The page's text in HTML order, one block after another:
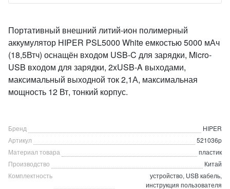
Портативный внешний литий-ион полимерный
аккумулятор HIPER PSL5000 White емкостью 5000 мАч
(18,5Втч) оснащён входом USB-C для зарядки, Micro-
USB входом для зарядки, 2xUSB-A выходами,
максимальный выходной ток 2,1А, максимальная
мощность 12 Вт, тонкий корпус.
Бренд
HIPER
Артикул
521036p
Материал товара
пластик
Производство
Китай
Комплектность
устройство, USB кабель,
инструкция пользователя